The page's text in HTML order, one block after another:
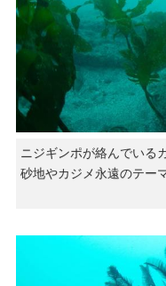
ニジギンポが絡んでいる
砂地やカジメ永遠のテー